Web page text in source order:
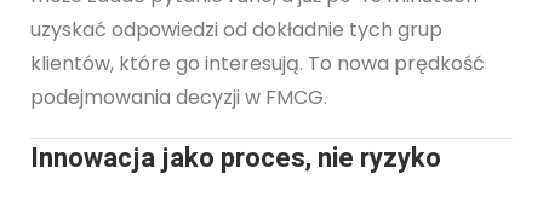
uzyskać odpowiedzi od dokładnie tych grup
klientów, które go interesują. To nowa prędkość
podejmowania decyzji w FMCG.
Innowacja jako proces, nie ryzyko